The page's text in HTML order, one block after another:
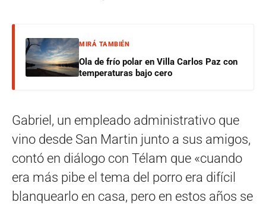
MIRÁ TAMBIÉN
Ola de frío polar en Villa Carlos Paz con
temperaturas bajo cero
Gabriel, un empleado administrativo que
vino desde San Martin junto a sus amigos,
contó en diálogo con Télam que «cuando
era más pibe el tema del porro era difícil
blanquearlo en casa, pero en estos años se